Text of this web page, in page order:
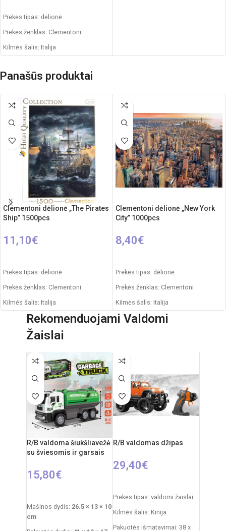
Prekės tipas: dėlionė
Prekės ženklas: Clementoni
Kilmės šalis: Italija
25,4 cm
Dėlionės matmenys: 49 x 36 cm
Rekomenduojamas amžius: nuo 14
metų
Panašūs produktai
Clementoni dėlionė „The Pirates
Ship” 1500pcs
11,10€
Prekės tipas: dėlionė
Prekės ženklas: Clementoni
Kilmės šalis: Italija
Pakuotės išmatavimai: 37 x 5 x 28
Rekomenduojamas amžius: nuo 10
Clementoni dėlionė „New York
City” 1000pcs
8,40€
Prekės tipas: dėlionė
Prekės ženklas: Clementoni
Kilmės šalis: Italija
Pakuotės išmatavimai: 28 x 5 x 37
Dėlionės matmenys: 69 x 50 cm
Rekomenduojamas amžius: nuo 10
metų
Rekomenduojami Valdomi
Žaislai
R/B valdoma šiukšliavežė
su šviesomis ir garsais
15,80€
Mašinos dydis: 26.5 × 13 × 10
cm
R/B valdomas džipas
29,40€
Prekės tipas: valdomi žaislai
Kilmės šalis: Kinija
Pakuotės išmatavimai: 38 x